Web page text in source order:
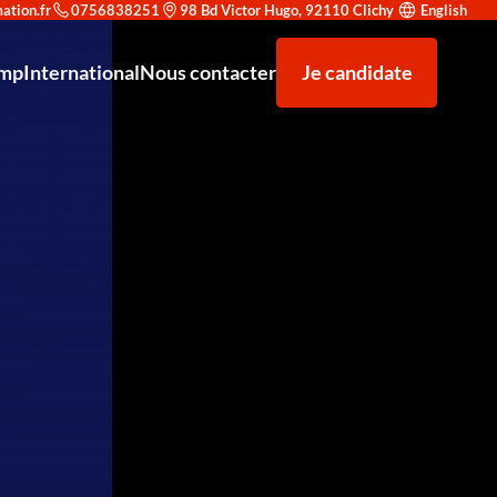
0756838251 98 Bd Victor Hugo, 92110 Clichy English
prestigieuse
supérieur système et réseau
d’infrastructures sécurisées
en Cybersécurité et Haute Disponibilité Niveau 7
Conception et Déploiement de Solutions IA - Niveau 7
de Développement Commercial - Niveau 6
InternationalNous contacter Je candidate